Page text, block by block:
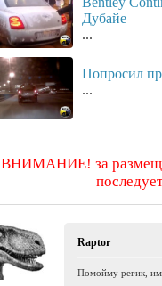
Дубайе
...
Попросил
...
ВНИМАНИЕ! за
Raptor
Помойму регик,